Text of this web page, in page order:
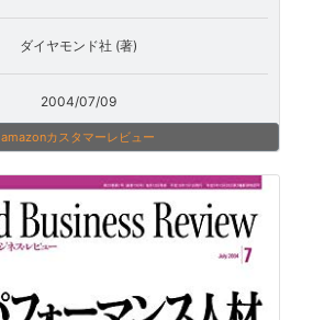
ダイヤモンド社 (著)
2004/07/09
amazonカスタマーレビュー